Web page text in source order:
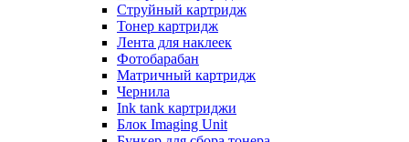
Струйный картридж
Тонер картридж
Лента для наклеек
Фотобарабан
Матричный картридж
Чернила
Ink tank картриджи
Блок Imaging Unit